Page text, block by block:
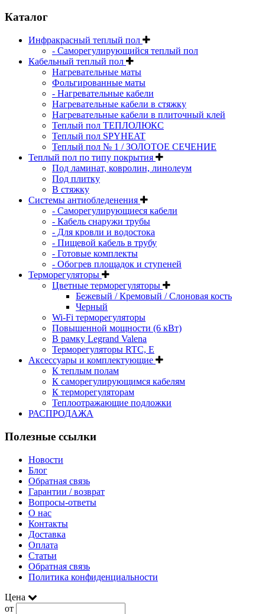
Каталог
Инфракрасный теплый пол
- Саморегулирующийся теплый пол
Кабельный теплый пол
Нагревательные маты
Фольгированные маты
- Нагревательные кабели
Нагревательные кабели в стяжку
Нагревательные кабели в плиточный клей
Теплый пол ТЕПЛОЛЮКС
Теплый пол SPYHEAT
Теплый пол № 1 / ЗОЛОТОЕ СЕЧЕНИЕ
Теплый пол по типу покрытия
Под ламинат, ковролин, линолеум
Под плитку
В стяжку
Системы антиобледенения
- Саморегулирующиеся кабели
- Кабель снаружи трубы
- Для кровли и водостока
- Пищевой кабель в трубу
- Готовые комплекты
- Обогрев площадок и ступеней
Терморегуляторы
Цветные терморегуляторы
Бежевый / Кремовый / Слоновая кость
Черный
Wi-Fi терморегуляторы
Повышенной мощности (6 кВт)
В рамку Legrand Valena
Терморегуляторы RTC, Е
Aксессуары и комплектующие
К теплым полам
К саморегулирующимся кабелям
К терморегуляторам
Теплоотражающие подложки
РАСПРОДАЖА
Полезные ссылки
Новости
Блог
Обратная связь
Гарантии / возврат
Вопросы-ответы
О нас
Контакты
Доставка
Оплата
Статьи
Обратная связь
Политика конфиденциальности
Цена
от